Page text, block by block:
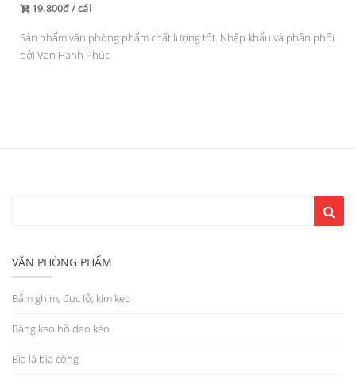
19.800đ / cái
Sản phẩm văn phòng phẩm chất lượng tốt. Nhập khẩu và phân phối
bởi Vạn Hạnh Phúc
VĂN PHÒNG PHẨM
Bấm ghim, đục lỗ, kim kẹp
Băng keo hồ dao kéo
Bìa lá bìa còng